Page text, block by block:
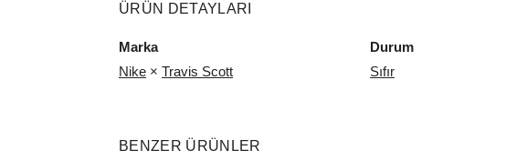
ÜRÜN DETAYLARI
Marka
Nike × Travis Scott
Durum
Sıfır
BENZER ÜRÜNLER